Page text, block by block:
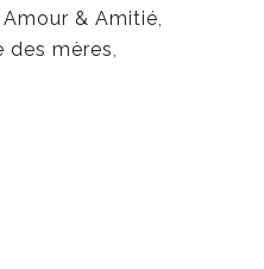
Amour & Amitié,
des mères,